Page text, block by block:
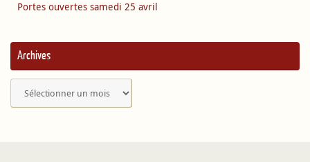
Portes ouvertes samedi 25 avril
Archives